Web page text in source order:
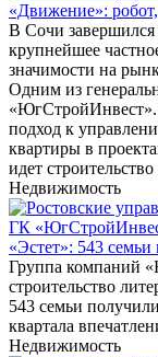
«Движение»:
В Сочи
крупнейшее
значимости на
Одним из
«ЮгСтройИнвест».
подход к
квартиры в
идет
Недвижимость
ГК
«Эстет»: 543
Группа компаний
строительство
543 семьи
квартала
Недвижимость